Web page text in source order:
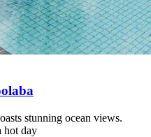
stunning ocean views.
hot day